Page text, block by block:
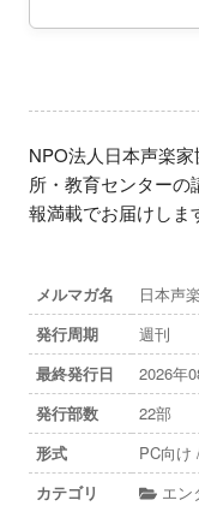
NPO法人日本声楽
所・教育センター
報満載でお届けしま
メルマガ名
日本声
発行周期
週刊
最終発行日
2026年
発行部数
22部
形式
PC向け
カテゴリ
エン